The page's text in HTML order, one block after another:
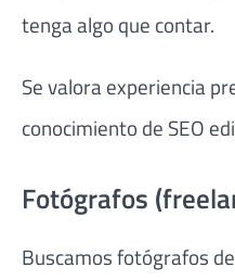
tenga algo que contar.
Se valora experiencia
conocimiento de SEO
Fotógrafos
Buscamos fotógrafos